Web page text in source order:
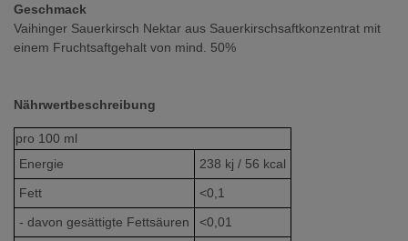
Geschmack
Vaihinger Sauerkirsch Nektar aus Sauerkirschsaftkonzentrat mit
einem Fruchtsaftgehalt von mind. 50%
Nährwertbeschreibung
pro 100 ml
Energie
238 kj / 56 kcal
Fett
<0,1
- davon gesättigte Fettsäuren
<0,01